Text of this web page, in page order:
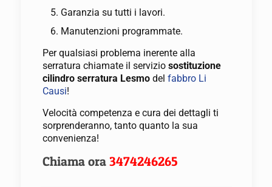
Garanzia su tutti i lavori.
Manutenzioni programmate.
Per qualsiasi problema inerente alla
serratura chiamate il servizio sostituzione
cilindro serratura Lesmodel fabbro Li
Causi!
Velocità competenza e cura dei dettagli ti
sorprenderanno, tanto quanto la sua
convenienza!
Chiama ora 3474246265